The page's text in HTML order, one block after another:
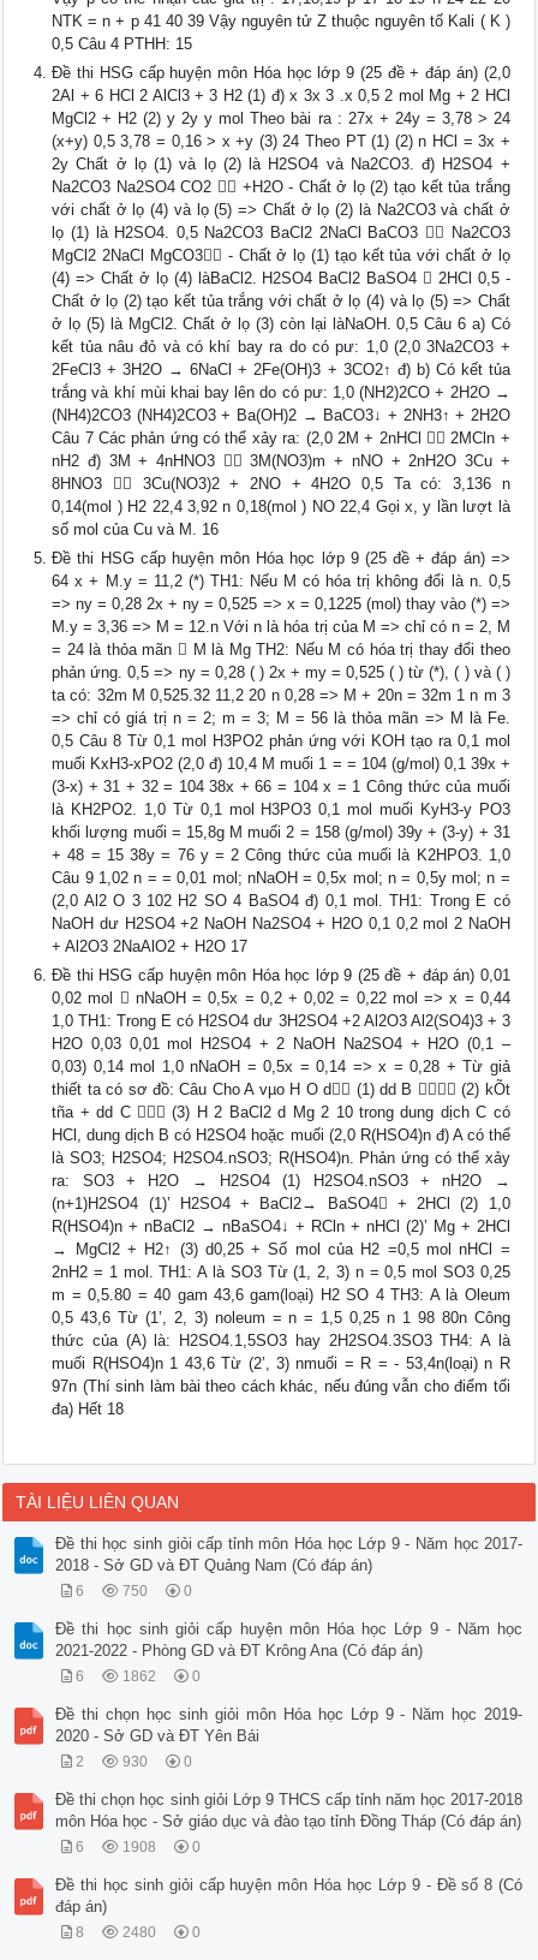
NTK = n + p 41 40 39 Vậy nguyên tử Z thuộc nguyên tố Kali ( K )
0,5 Câu 4 PTHH: 15
Đề thi HSG cấp huyện môn Hóa học lớp 9 (25 đề + đáp án) (2,0
2Al + 6 HCl 2 AlCl3 + 3 H2 (1) đ) x 3x 3 .x 0,5 2 mol Mg + 2 HCl
MgCl2 + H2 (2) y 2y y mol Theo bài ra : 27x + 24y = 3,78 > 24
(x+y) 0,5 3,78 = 0,16 > x +y (3) 24 Theo PT (1) (2) n HCl = 3x +
2y Chất ở lọ (1) và lọ (2) là H2SO4 và Na2CO3. đ) H2SO4 +
Na2CO3 Na2SO4 CO2  +H2O - Chất ở lọ (2) tạo kết tủa trắng
với chất ở lọ (4) và lọ (5) => Chất ở lọ (2) là Na2CO3 và chất ở
lọ (1) là H2SO4. 0,5 Na2CO3 BaCl2 2NaCl BaCO3  Na2CO3
MgCl2 2NaCl MgCO3 - Chất ở lọ (1) tạo kết tủa với chất ở lọ
(4) => Chất ở lọ (4) làBaCl2. H2SO4 BaCl2 BaSO4  2HCl 0,5 -
Chất ở lọ (2) tạo kết tủa trắng với chất ở lọ (4) và lọ (5) => Chất
ở lọ (5) là MgCl2. Chất ở lọ (3) còn lại làNaOH. 0,5 Câu 6 a) Có
kết tủa nâu đỏ và có khí bay ra do có pư: 1,0 (2,0 3Na2CO3 +
2FeCl3 + 3H2O → 6NaCl + 2Fe(OH)3 + 3CO2↑ đ) b) Có kết tủa
trắng và khí mùi khai bay lên do có pư: 1,0 (NH2)2CO + 2H2O →
(NH4)2CO3 (NH4)2CO3 + Ba(OH)2 → BaCO3↓ + 2NH3↑ + 2H2O
Câu 7 Các phản ứng có thể xảy ra: (2,0 2M + 2nHCl  2MCln +
nH2 đ) 3M + 4nHNO3  3M(NO3)m + nNO + 2nH2O 3Cu +
8HNO3  3Cu(NO3)2 + 2NO + 4H2O 0,5 Ta có: 3,136 n
0,14(mol ) H2 22,4 3,92 n 0,18(mol ) NO 22,4 Gọi x, y lần lượt là
số mol của Cu và M. 16
Đề thi HSG cấp huyện môn Hóa học lớp 9 (25 đề + đáp án) =>
64 x + M.y = 11,2 (*) TH1: Nếu M có hóa trị không đổi là n. 0,5
=> ny = 0,28 2x + ny = 0,525 => x = 0,1225 (mol) thay vào (*) =>
M.y = 3,36 => M = 12.n Với n là hóa trị của M => chỉ có n = 2, M
= 24 là thỏa mãn  M là Mg TH2: Nếu M có hóa trị thay đổi theo
phản ứng. 0,5 => ny = 0,28 ( ) 2x + my = 0,525 ( ) từ (*), ( ) và ( )
ta có: 32m M 0,525.32 11,2 20 n 0,28 => M + 20n = 32m 1 n m 3
=> chỉ có giá trị n = 2; m = 3; M = 56 là thỏa mãn => M là Fe.
0,5 Câu 8 Từ 0,1 mol H3PO2 phản ứng với KOH tạo ra 0,1 mol
muối KxH3-xPO2 (2,0 đ) 10,4 M muối 1 = = 104 (g/mol) 0,1 39x +
(3-x) + 31 + 32 = 104 38x + 66 = 104 x = 1 Công thức của muối
là KH2PO2. 1,0 Từ 0,1 mol H3PO3 0,1 mol muối KyH3-y PO3
khối lượng muối = 15,8g M muối 2 = 158 (g/mol) 39y + (3-y) + 31
+ 48 = 15 38y = 76 y = 2 Công thức của muối là K2HPO3. 1,0
Câu 9 1,02 n = = 0,01 mol; nNaOH = 0,5x mol; n = 0,5y mol; n =
(2,0 Al2 O 3 102 H2 SO 4 BaSO4 đ) 0,1 mol. TH1: Trong E có
NaOH dư H2SO4 +2 NaOH Na2SO4 + H2O 0,1 0,2 mol 2 NaOH
+ Al2O3 2NaAlO2 + H2O 17
Đề thi HSG cấp huyện môn Hóa học lớp 9 (25 đề + đáp án) 0,01
0,02 mol  nNaOH = 0,5x = 0,2 + 0,02 = 0,22 mol => x = 0,44
1,0 TH1: Trong E có H2SO4 dư 3H2SO4 +2 Al2O3 Al2(SO4)3 + 3
H2O 0,03 0,01 mol H2SO4 + 2 NaOH Na2SO4 + H2O (0,1 –
0,03) 0,14 mol 1,0 nNaOH = 0,5x = 0,14 => x = 0,28 + Từ giả
thiết ta có sơ đồ: Câu Cho A vµo H O d­ (1) dd B  (2) kÕt
tña + dd C  (3) H 2 BaCl2 d­ Mg 2 10 trong dung dịch C có
HCl, dung dịch B có H2SO4 hoặc muối (2,0 R(HSO4)n đ) A có thể
là SO3; H2SO4; H2SO4.nSO3; R(HSO4)n. Phản ứng có thể xảy
ra: SO3 + H2O → H2SO4 (1) H2SO4.nSO3 + nH2O →
(n+1)H2SO4 (1)’ H2SO4 + BaCl2→ BaSO4 + 2HCl (2) 1,0
R(HSO4)n + nBaCl2 → nBaSO4↓ + RCln + nHCl (2)’ Mg + 2HCl
→ MgCl2 + H2↑ (3) d0,25 + Số mol của H2 =0,5 mol nHCl =
2nH2 = 1 mol. TH1: A là SO3 Từ (1, 2, 3) n = 0,5 mol SO3 0,25
m = 0,5.80 = 40 gam 43,6 gam(loại) H2 SO 4 TH3: A là Oleum
0,5 43,6 Từ (1’, 2, 3) noleum = n = 1,5 0,25 n 1 98 80n Công
thức của (A) là: H2SO4.1,5SO3 hay 2H2SO4.3SO3 TH4: A là
muối R(HSO4)n 1 43,6 Từ (2’, 3) nmuối = R = - 53,4n(loại) n R
97n (Thí sinh làm bài theo cách khác, nếu đúng vẫn cho điểm tối
đa) Hết 18
TÀI LIỆU LIÊN QUAN
Đề thi học sinh giỏi cấp tỉnh môn Hóa học Lớp 9 - Năm học 2017-
2018 - Sở GD và ĐT Quảng Nam (Có đáp án)
6 750 0
Đề thi học sinh giỏi cấp huyện môn Hóa học Lớp 9 - Năm học
2021-2022 - Phòng GD và ĐT Krông Ana (Có đáp án)
6 1862 0
Đề thi chọn học sinh giỏi môn Hóa học Lớp 9 - Năm học 2019-
2020 - Sở GD và ĐT Yên Bái
2 930 0
Đề thi chọn học sinh giỏi Lớp 9 THCS cấp tỉnh năm học 2017-2018
môn Hóa học - Sở giáo dục và đào tạo tỉnh Đồng Tháp (Có đáp án)
6 1908 0
Đề thi học sinh giỏi cấp huyện môn Hóa học Lớp 9 - Đề số 8 (Có
đáp án)
8 2480 0